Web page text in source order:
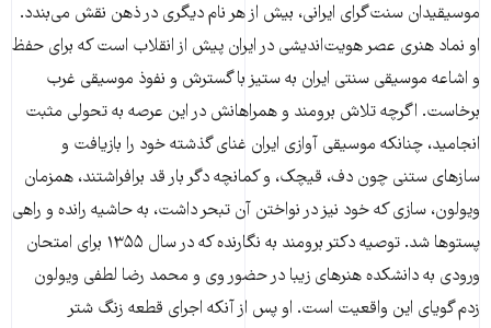
موسیقیدان سنت‌گرای ایرانی، بیش از هر نام دیگری در ذهن نقش می‌بندد.
او نماد هنری عصر هویت‌اندیشی در ایران پیش از انقلاب است که برای حفظ
و اشاعه موسیقی سنتی ایران به ستیز با گسترش و نفوذ موسیقی غرب
برخاست. اگرچه تلاش برومند و همراهانش در این عرصه به تحولی مثبت
انجامید، چنانکه موسیقی آوازی ایران غنای گذشته خود را بازیافت و
سازهای ستنی چون دف، قیچک، و کمانچه دگر بار قد برافراشتند، همزمان
ویولون، سازی که خود نیز در نواختن آن تبحر داشت، به حاشیه رانده و راهی
پستوها شد. توصیه دکتر برومند به نگارنده که در سال ۱۳۵۵ برای امتحان
ورودی به دانشکده هنر‌های زیبا در حضور وی و محمد رضا لطفی ویولون
زدم گویای این واقعیت است. او پس از آنکه اجرای قطعه زنگ شتر